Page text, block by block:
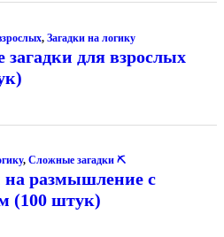
, Загадки на логику
для взрослых
, Сложные загадки ⛏
на размышление с
(100 штук)